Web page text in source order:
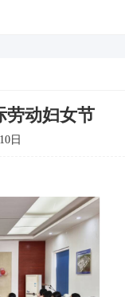
劳动妇女节
日